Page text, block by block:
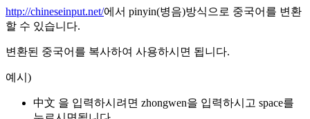
http://chineseinput.net/에서 pinyin(병음)방식으로 중국어를 변환
할 수 있습니다.
변환된 중국어를 복사하여 사용하시면 됩니다.
예시)
中文 을 입력하시려면 zhongwen을 입력하시고 space를